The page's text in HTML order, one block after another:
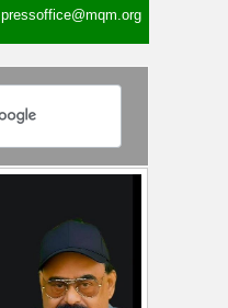
pressoffice@mqm.org